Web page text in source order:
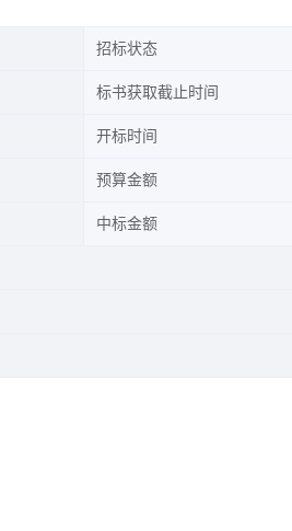
招标状态
标书获取截止时间
开标时间
预算金额
中标金额